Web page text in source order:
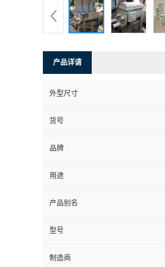
产品详请
外型尺寸
货号
品牌
用途
产品别名
型号
制造商